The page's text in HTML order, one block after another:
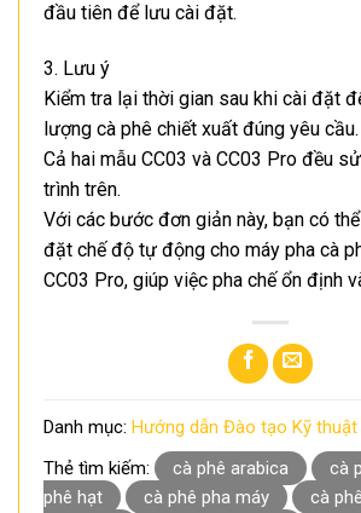
đầu tiên để lưu cài đặt.
3. Lưu ý
Kiểm tra lại thời gian sau khi cài đặt
lượng cà phê chiết xuất đúng yêu cầu.
Cả hai mẫu CC03 và CC03 Pro đều
trình trên.
Với các bước đơn giản này, bạn có
đặt chế độ tự động cho máy pha cà
CC03 Pro, giúp việc pha chế ổn định
Danh mục: Hướng dẫn Đào tạo Kỹ thuật
Thẻ tìm kiếm:
cà phê arabica cà
phê hạt
cà phê pha máy cà